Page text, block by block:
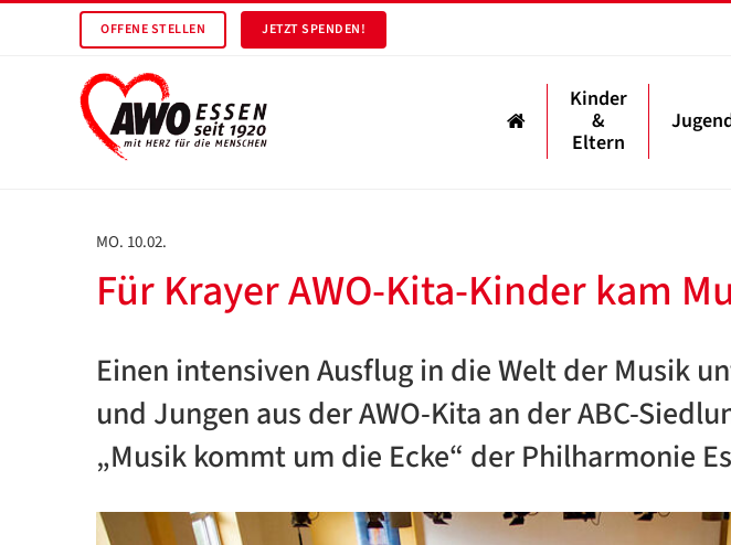
OFFENE STELLEN JETZT SPENDEN!
Kinder
&
Eltern
MO. 10.02.
Für Krayer AWO-Kita-Kinder kam
Einen intensiven Ausflug in die Welt der Musik
und Jungen aus der AWO-Kita an der ABC-
„Musik kommt um die Ecke“ der Philharmonie